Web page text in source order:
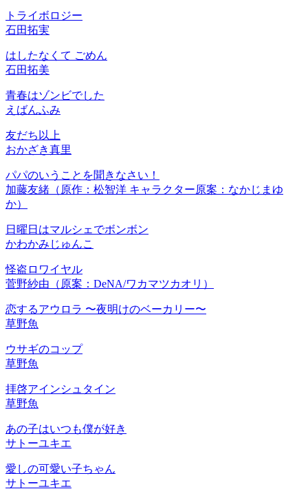
トライボロジー
石田拓実
はしたなくて ごめん
石田拓美
青春はゾンビでした
えばんふみ
友だち以上
おかざき真里
パパのいうことを聞きなさい！
加藤友緒（原作：松智洋 キャラクター原案：なかじまゆ
か）
日曜日はマルシェでボンボン
かわかみじゅんこ
怪盗ロワイヤル
菅野紗由（原案：DeNA/ワカマツカオリ）
恋するアウロラ 〜夜明けのベーカリー〜
草野魚
ウサギのコップ
草野魚
拝啓アインシュタイン
草野魚
あの子はいつも僕が好き
サトーユキエ
愛しの可愛い子ちゃん
サトーユキエ